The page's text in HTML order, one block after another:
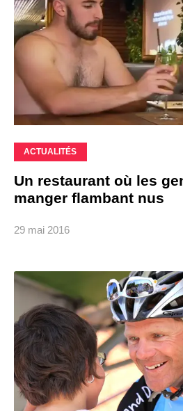
ACTUALITÉS
Un restaurant où les
manger flambant nus
29 mai 2016